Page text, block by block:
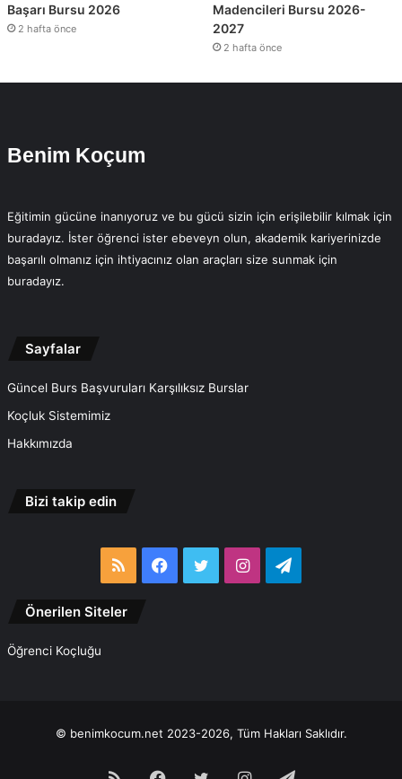
Başarı Bursu 2026
2 hafta önce
Madencileri Bursu 2026-
2027
2 hafta önce
Benim Koçum
Eğitimin gücüne inanıyoruz ve bu gücü sizin için erişilebilir kılmak için
buradayız. İster öğrenci ister ebeveyn olun, akademik kariyerinizde
başarılı olmanız için ihtiyacınız olan araçları size sunmak için
buradayız.
Sayfalar
Güncel Burs Başvuruları Karşılıksız Burslar
Koçluk Sistemimiz
Hakkımızda
Bizi takip edin
RSS Facebook
TwitterInstagramTelegram
Önerilen Siteler
Öğrenci Koçluğu
© benimkocum.net 2023-2026, Tüm Hakları Saklıdır.